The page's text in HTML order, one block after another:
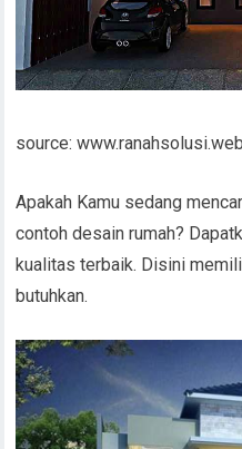
source:
Apakah Kamu sedang
contoh desain rumah?
kualitas terbaik. Disini
butuhkan.